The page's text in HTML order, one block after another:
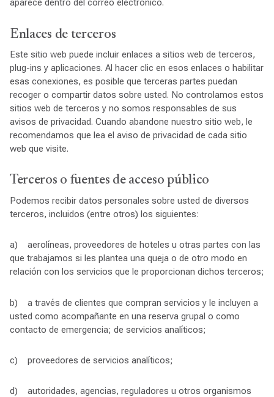
aparece dentro del correo electrónico.
Enlaces de terceros
Este sitio web puede incluir enlaces a sitios web de terceros,
plug-ins y aplicaciones. Al hacer clic en esos enlaces o habilitar
esas conexiones, es posible que terceras partes puedan
recoger o compartir datos sobre usted. No controlamos estos
sitios web de terceros y no somos responsables de sus
avisos de privacidad. Cuando abandone nuestro sitio web, le
recomendamos que lea el aviso de privacidad de cada sitio
web que visite.
Terceros o fuentes de acceso público
Podemos recibir datos personales sobre usted de diversos
terceros, incluidos (entre otros) los siguientes:
a) aerolíneas, proveedores de hoteles u otras partes con las
que trabajamos si les plantea una queja o de otro modo en
relación con los servicios que le proporcionan dichos terceros;
b) a través de clientes que compran servicios y le incluyen a
usted como acompañante en una reserva grupal o como
contacto de emergencia; de servicios analíticos;
c) proveedores de servicios analíticos;
d) autoridades, agencias, reguladores u otros organismos